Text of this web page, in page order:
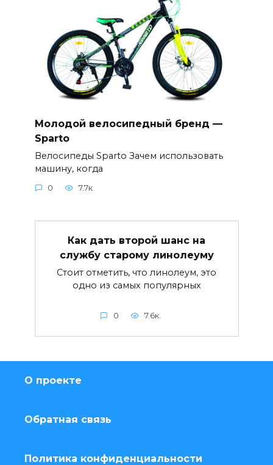
Молодой велосипедный бренд —
Sparto
Велосипеды Sparto Зачем использовать
машину, когда
0 7.7к.
Как дать второй шанс на
службу старому линолеуму
Стоит отметить, что линолеум, это
одно из самых популярных
0 7.6к.
О проекте
Обратная связь
Политика конфиденциальности